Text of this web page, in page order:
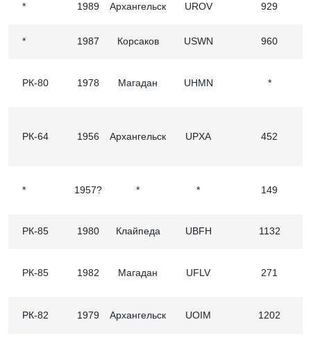
* 1989 Архангельск UROV 929
* 1987 Корсаков USWN 960
РК-80 1978 Магадан UHMN *
РК-64 1956 Архангельск UPXA 452
* 1957? * * 149
РК-85 1980 Клайпеда UВFН 1132
РК-85 1982 Магадан UFLV 271
РК-82 1979 Архангельск UOIM 1202